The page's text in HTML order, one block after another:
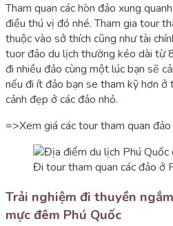
Tham quan các hòn đảo xung
điều thú vị đó nhé. Tham gia tour
thuộc vào sở thích cũng như tài
tuor đảo du lịch thường kéo dài từ
đi nhiều đảo cùng một lúc bạn sẽ
nếu đi ít đảo bạn se tham kỹ hơn ở
cảnh đẹp ở các đảo nhỏ.
=>Xem giá các tour tham quan
Đi tour tham quan các đảo ở
Trải nghiệm đi thuyền
mực đêm Phú Quốc